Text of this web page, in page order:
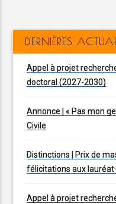
DERNIÈRES
Appel à projet
doctoral (2027-2030)
Annonce | « Pas mon
Civile
Distinctions | Prix de
félicitations aux
Appel à projet